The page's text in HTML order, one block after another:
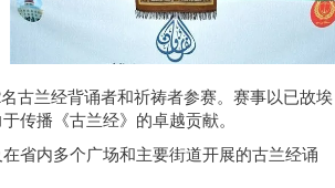
古兰经背诵者和祈祷者参赛。赛事以已故埃
传播《古兰经》的卓越贡献。
省内多个广场和主要街道开展的古兰经诵